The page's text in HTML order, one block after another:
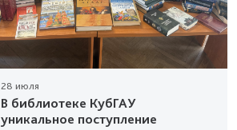
28 июля
В библиотеке КубГАУ
уникальное поступление